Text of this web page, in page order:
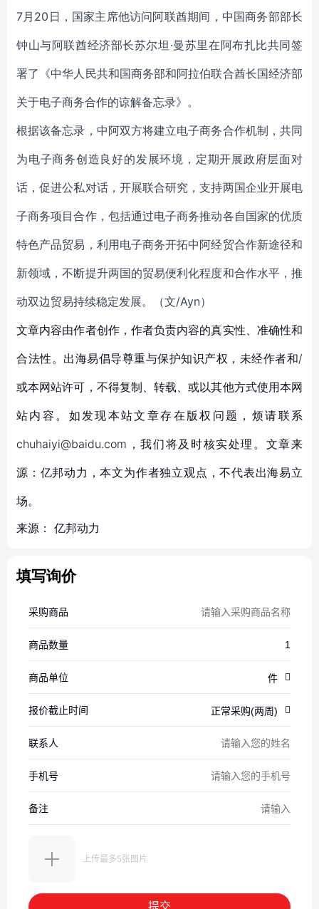
7月20日，国家主席他访问阿联酋期间，中国商务部部长
钟山与阿联酋经济部长苏尔坦·曼苏里在阿布扎比共同签
署了《中华人民共和国商务部和阿拉伯联合酋长国经济部
关于电子商务合作的谅解备忘录》。
根据该备忘录，中阿双方将建立电子商务合作机制，共同
为电子商务创造良好的发展环境，定期开展政府层面对
话，促进公私对话，开展联合研究，支持两国企业开展电
子商务项目合作，包括通过电子商务推动各自国家的优质
特色产品贸易，利用电子商务开拓中阿经贸合作新途径和
新领域，不断提升两国的贸易便利化程度和合作水平，推
动双边贸易持续稳定发展。（文/Ayn）
文章内容由作者创作，作者负责内容的真实性、准确性和
合法性。出海易倡导尊重与保护知识产权，未经作者和/
或本网站许可，不得复制、转载、或以其他方式使用本网
站内容。如发现本站文章存在版权问题，烦请联系
chuhaiyi@baidu.com，我们将及时核实处理。文章来
源：亿邦动力，本文为作者独立观点，不代表出海易立
场。
来源： 亿邦动力
填写询价